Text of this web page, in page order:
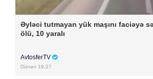
Əyləci tutmayan yük maşını faciəyə
ölü, 10 yaralı
AvtosferTV
Dünən 19:27